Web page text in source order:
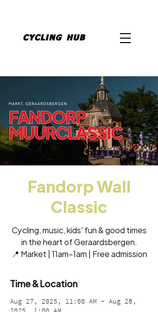
Fandorp Wall
Classic
Cycling, music, kids' fun & good times
in the heart of Geraardsbergen.
📍 Market | 11am–1am | Free admission
Time & Location
Aug 27, 2025, 11:00 AM – Aug 28,